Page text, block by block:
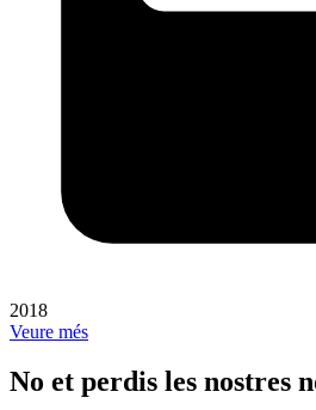
2018
Veure més
No et perdis les nostres